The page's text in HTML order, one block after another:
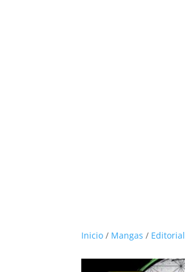
Inicio / Mangas / Editorial